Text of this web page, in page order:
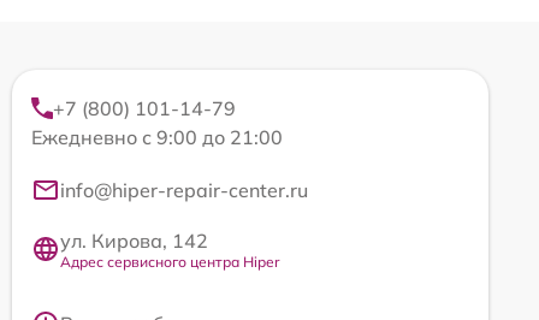
+7 (800) 101-14-79
Ежедневно с 9:00 до 21:00
info@hiper-repair-center.ru
ул. Кирова, 142
Адрес сервисного центра Hiper